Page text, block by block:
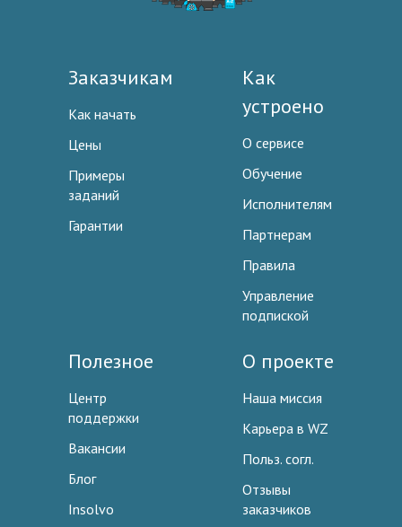
Заказчикам
Как начать
Цены
Примеры
заданий
Гарантии
Как
устроено
О сервисе
Обучение
Исполнителям
Партнерам
Правила
Управление
подпиской
Полезное
Центр
поддержки
Вакансии
Блог
Insolvo
О проекте
Наша миссия
Карьера в WZ
Польз. согл.
Отзывы
заказчиков